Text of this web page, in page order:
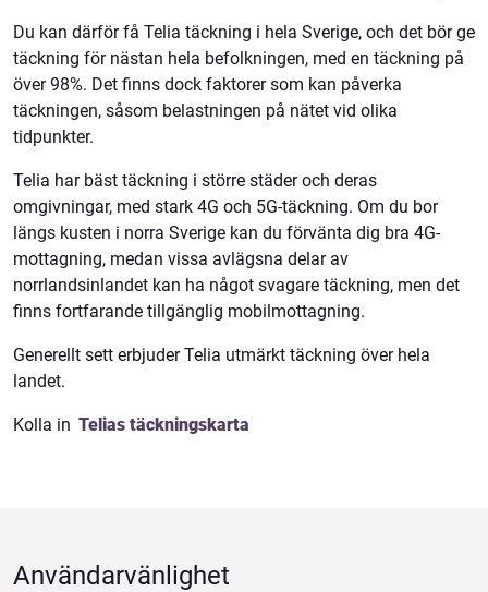
Du kan därför få Telia täckning i hela Sverige, och det bör ge
täckning för nästan hela befolkningen, med en täckning på
över 98%. Det finns dock faktorer som kan påverka
täckningen, såsom belastningen på nätet vid olika
tidpunkter.
Telia har bäst täckning i större städer och deras
omgivningar, med stark 4G och 5G-täckning. Om du bor
längs kusten i norra Sverige kan du förvänta dig bra 4G-
mottagning, medan vissa avlägsna delar av
norrlandsinlandet kan ha något svagare täckning, men det
finns fortfarande tillgänglig mobilmottagning.
Generellt sett erbjuder Telia utmärkt täckning över hela
landet.
Kolla in Telias täckningskarta
Användarvänlighet